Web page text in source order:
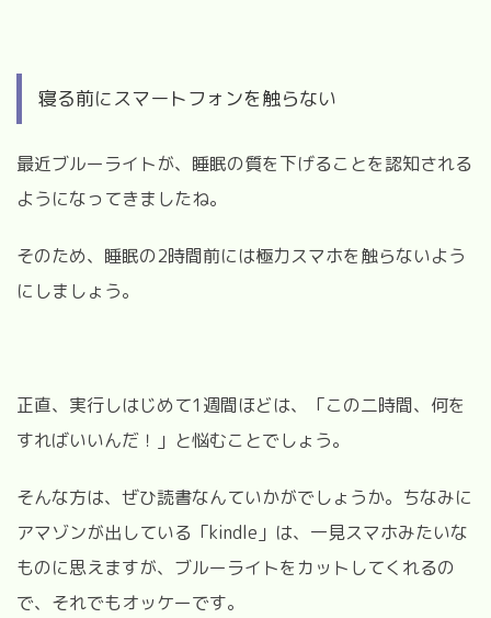
寝る前にスマートフォンを触らない
最近ブルーライトが、睡眠の質を下げることを認知される
ようになってきましたね。
そのため、睡眠の2時間前には極力スマホを触らないよう
にしましょう。
正直、実行しはじめて1週間ほどは、「この二時間、何を
すればいいんだ！」と悩むことでしょう。
そんな方は、ぜひ読書なんていかがでしょうか。ちなみに
アマゾンが出している「kindle」は、一見スマホみたいな
ものに思えますが、ブルーライトをカットしてくれるの
で、それでもオッケーです。